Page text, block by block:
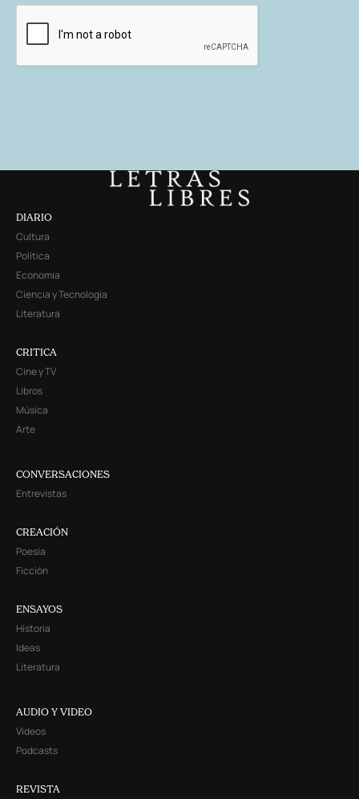
DIARIO
Cultura
Política
Economía
Ciencia y Tecnología
Literatura
CRITICA
Cine y TV
Libros
Música
Arte
CONVERSACIONES
Entrevistas
CREACIÓN
Poesía
Ficción
ENSAYOS
Historia
Ideas
Literatura
AUDIO Y VIDEO
Videos
Podcasts
REVISTA